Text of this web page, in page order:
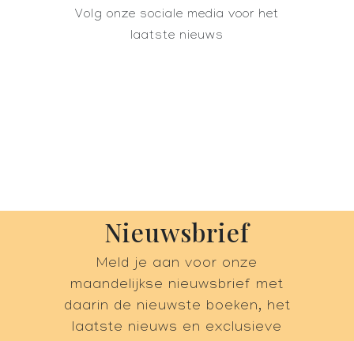
Volg onze sociale media voor het
laatste nieuws
Nieuwsbrief
Meld je aan voor onze
maandelijkse nieuwsbrief met
daarin de nieuwste boeken, het
laatste nieuws en exclusieve